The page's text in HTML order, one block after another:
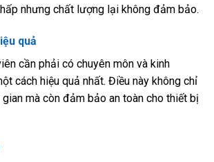
nhưng chất lượng lại không đảm bảo.
quả
cần phải có chuyên môn và kinh
cách hiệu quả nhất. Điều này không chỉ
mà còn đảm bảo an toàn cho thiết bị